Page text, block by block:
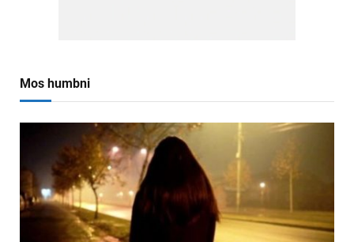
Mos humbni